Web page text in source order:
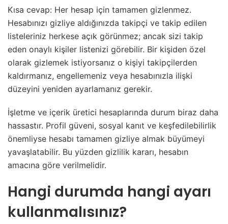
Kısa cevap: Her hesap için tamamen gizlenmez.
Hesabınızı gizliye aldığınızda takipçi ve takip edilen
listeleriniz herkese açık görünmez; ancak sizi takip
eden onaylı kişiler listenizi görebilir. Bir kişiden özel
olarak gizlemek istiyorsanız o kişiyi takipçilerden
kaldırmanız, engellemeniz veya hesabınızla ilişki
düzeyini yeniden ayarlamanız gerekir.
İşletme ve içerik üretici hesaplarında durum biraz daha
hassastır. Profil güveni, sosyal kanıt ve keşfedilebilirlik
önemliyse hesabı tamamen gizliye almak büyümeyi
yavaşlatabilir. Bu yüzden gizlilik kararı, hesabın
amacına göre verilmelidir.
Hangi durumda hangi ayarı
kullanmalısınız?